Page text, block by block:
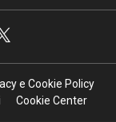
e Cookie Policy
Cookie Center